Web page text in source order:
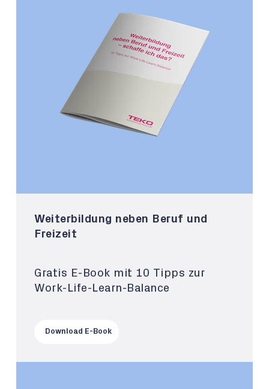
Weiterbildung neben Beruf und
Freizeit
Gratis E-Book mit 10 Tipps zur
Work-Life-Learn-Balance
Download E-Book